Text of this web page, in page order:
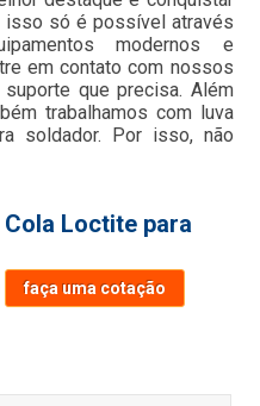
isso só é possível através
modernos e
em contato com nossos
que precisa. Além
trabalhamos com luva
soldador. Por isso, não
Loctite para
faça uma cotação